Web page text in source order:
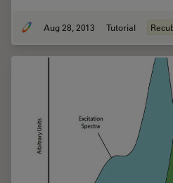
Aug 28, 2013 Tutorial